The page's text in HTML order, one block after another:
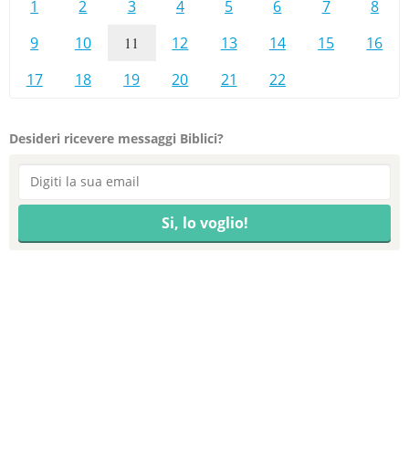
1 2 3 4 5 6 7
8
9
10 11 12 13 14 15
16
17
18 19 20 21 22
Desideri ricevere messaggi Biblici?